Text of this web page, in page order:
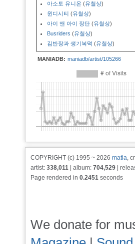
아소토 유니온 (유철상)
윈디시티 (유철상)
아이 앤 아이 장단 (유철상)
Busriders (유철상)
김반장과 생기복덕 (유철상)
MANIADB: maniadb/artist/105266
COPYRIGHT (c) 1995 ~ 2026 matia,
artist: 338,011 | album: 704,529 |
Page rendered in 0.2451 seconds
We donate for